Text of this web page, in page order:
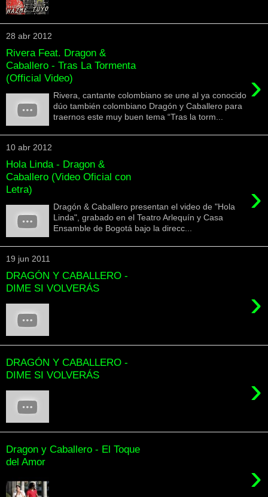
28 abr 2012
Rivera Feat. Dragon &
Caballero - Tras La Tormenta
(Official Video)
›
Rivera, cantante colombiano se une al ya conocido
dúo también colombiano Dragón y Caballero para
traernos este muy buen tema “Tras la torm...
10 abr 2012
Hola Linda - Dragon &
Caballero (Video Oficial con
Letra)
›
Dragón & Caballero presentan el video de "Hola
Linda", grabado en el Teatro Arlequín y Casa
Ensamble de Bogotá bajo la direcc...
19 jun 2011
DRAGÓN Y CABALLERO -
DIME SI VOLVERÁS
›
DRAGÓN Y CABALLERO -
DIME SI VOLVERÁS
›
Dragon y Caballero - El Toque
del Amor
›